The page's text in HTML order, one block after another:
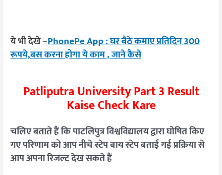
ये भी देखे –PhonePe App : घर बैठे कमाए प्रतिदिन 300
रूपये,बस करना होगा ये काम , जाने कैसे
Patliputra University Part 3 Result
Kaise Check Kare
चलिए बताते हैं कि पाटलिपुत्र विश्वविद्यालय द्वारा घोषित किए
गए परिणाम को आप नीचे स्टेप बाय स्टेप बताई गई प्रक्रिया से
आप अपना रिजल्ट देख सकते हैं